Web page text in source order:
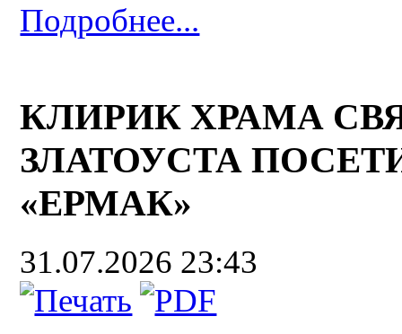
Подробнее...
КЛИРИК ХРАМА
ЗЛАТОУСТА
«ЕРМАК»
31.07.2026 23:43